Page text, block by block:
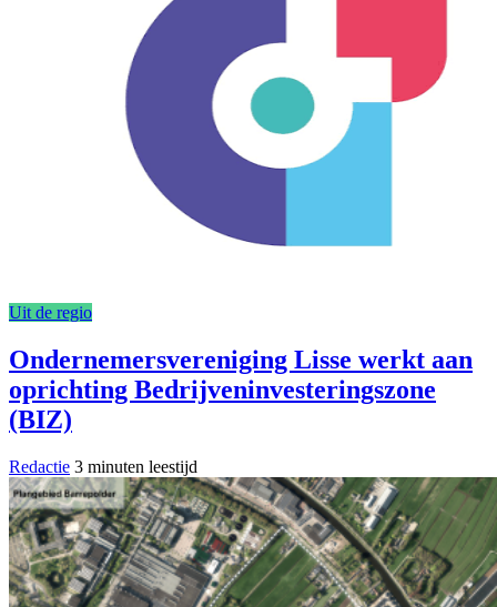
Uit de regio
Ondernemersvereniging Lisse werkt aan
oprichting Bedrijveninvesteringszone
(BIZ)
Redactie 3 minuten leestijd